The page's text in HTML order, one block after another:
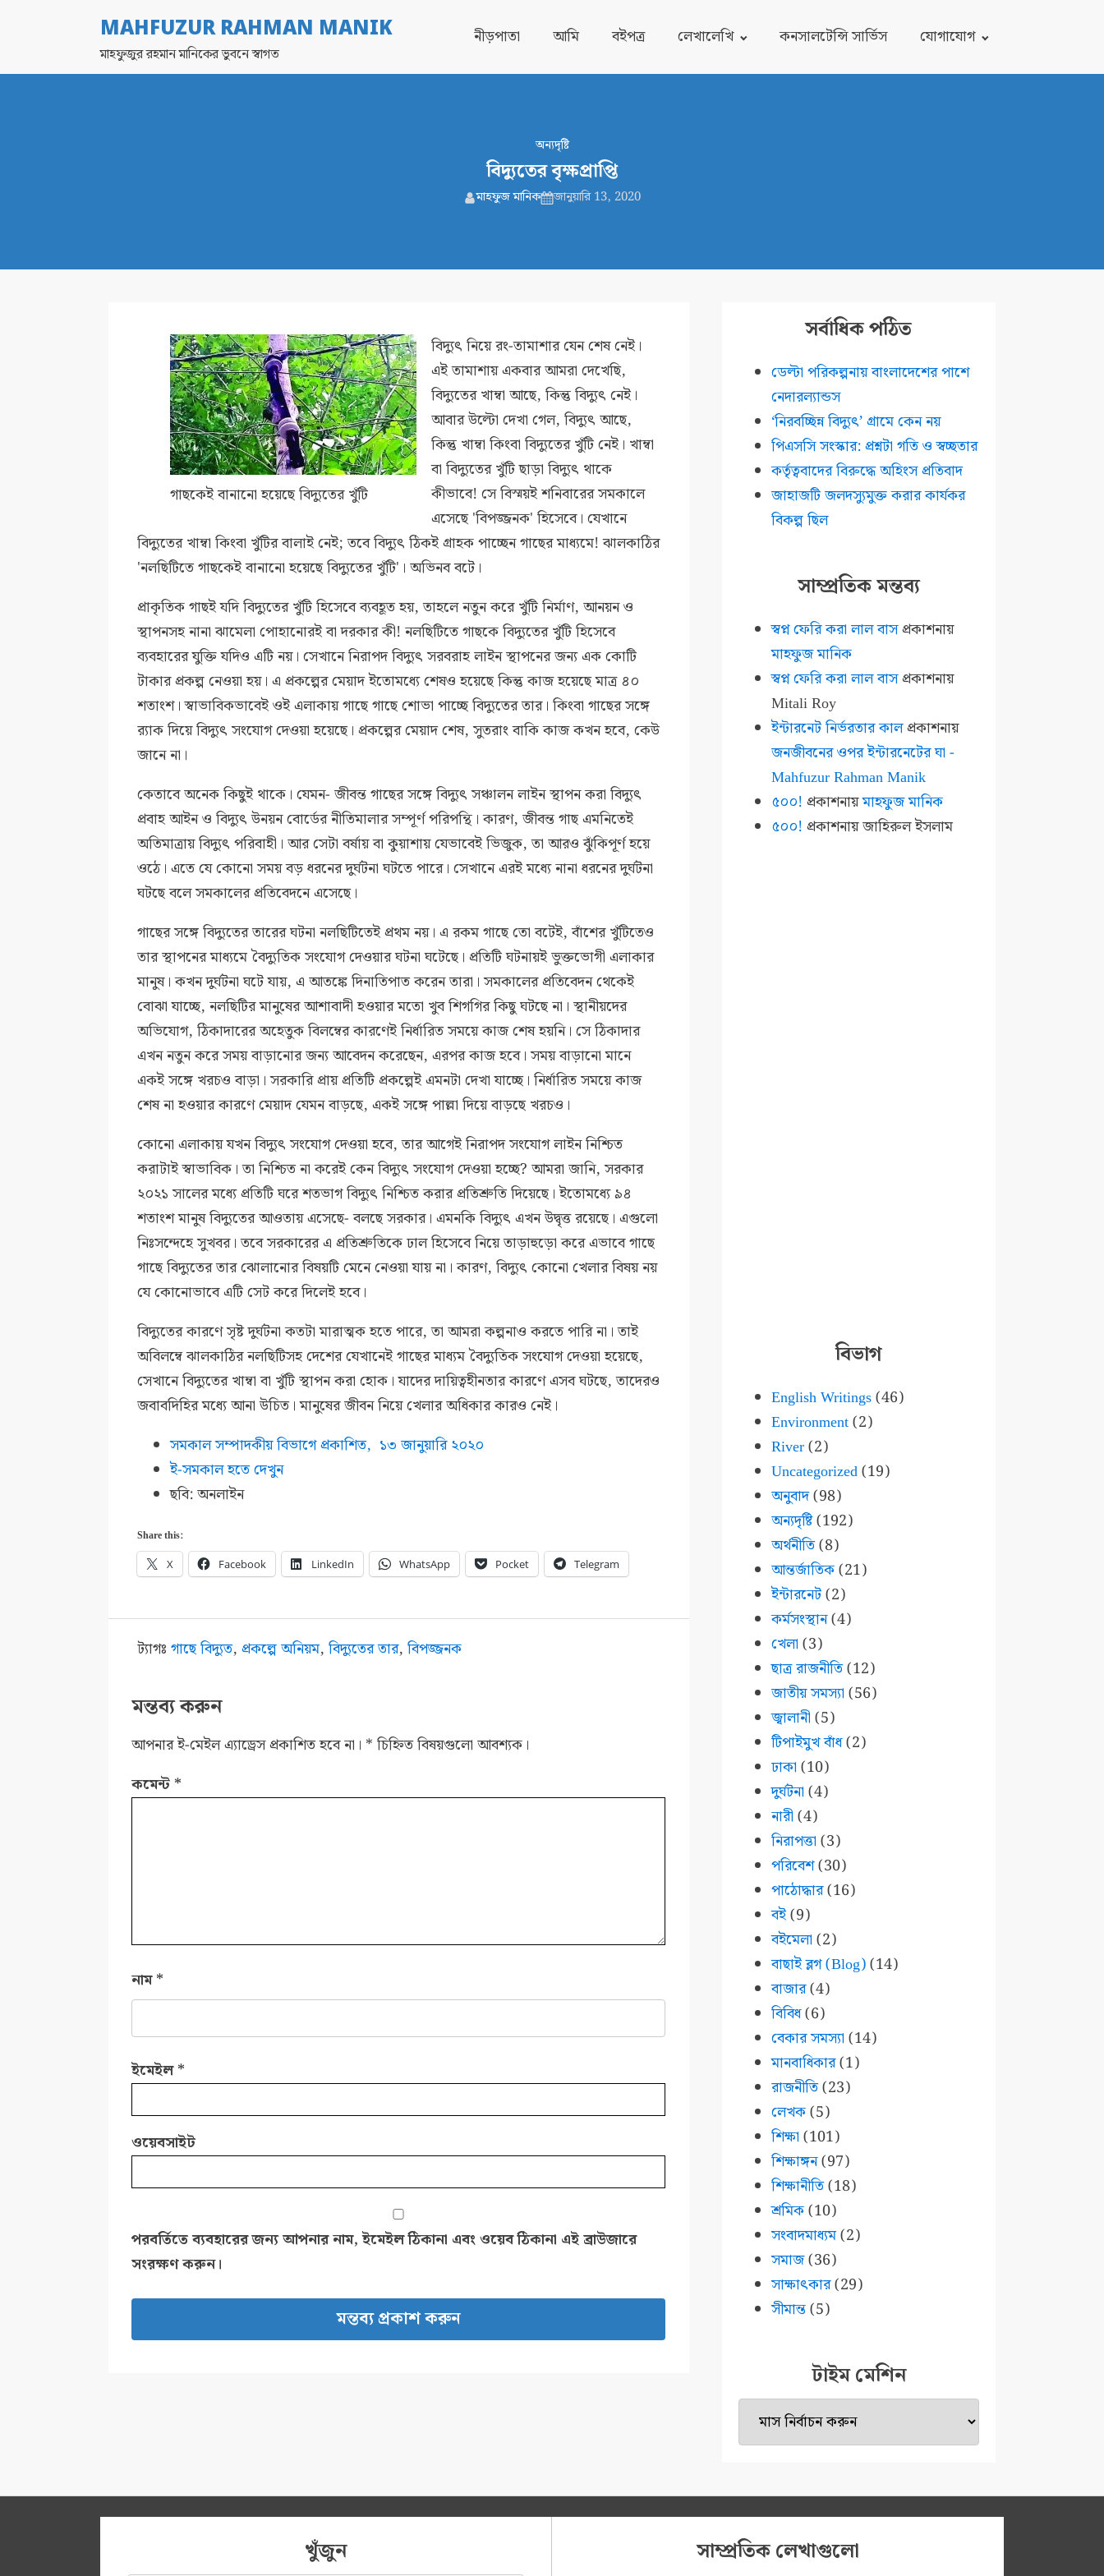
MAHFUZUR RAHMAN MANIK
মাহফুজুর রহমান মানিকের ভুবনে স্বাগত
নীড়পাতা আমি বইপত্র লেখালেখি কনসালটেন্সি সার্ভিস যোগাযোগ
অন্যদৃষ্টি
বিদ্যুতের বৃক্ষপ্রাপ্তি
মাহফুজ মানিক জানুয়ারি 13, 2020
গাছকেই বানানো হয়েছে বিদ্যুতের খুঁটি
বিদ্যুৎ নিয়ে রং-তামাশার যেন শেষ নেই।
এই তামাশায় একবার আমরা দেখেছি,
বিদ্যুতের খাম্বা আছে, কিন্তু বিদ্যুৎ নেই।
আবার উল্টো দেখা গেল, বিদ্যুৎ আছে,
কিন্তু খাম্বা কিংবা বিদ্যুতের খুঁটি নেই। খাম্বা
বা বিদ্যুতের খুঁটি ছাড়া বিদ্যুৎ থাকে
কীভাবে! সে বিস্ময়ই শনিবারের সমকালে
এসেছে 'বিপজ্জনক' হিসেবে। যেখানে
বিদ্যুতের খাম্বা কিংবা খুঁটির বালাই নেই; তবে বিদ্যুৎ ঠিকই গ্রাহক পাচ্ছেন গাছের মাধ্যমে! ঝালকাঠির
'নলছিটিতে গাছকেই বানানো হয়েছে বিদ্যুতের খুঁটি'। অভিনব বটে।
প্রাকৃতিক গাছই যদি বিদ্যুতের খুঁটি হিসেবে ব্যবহূত হয়, তাহলে নতুন করে খুঁটি নির্মাণ, আনয়ন ও
স্থাপনসহ নানা ঝামেলা পোহানোরই বা দরকার কী! নলছিটিতে গাছকে বিদ্যুতের খুঁটি হিসেবে
ব্যবহারের যুক্তি যদিও এটি নয়। সেখানে নিরাপদ বিদ্যুৎ সরবরাহ লাইন স্থাপনের জন্য এক কোটি
টাকার প্রকল্প নেওয়া হয়। এ প্রকল্পের মেয়াদ ইতোমধ্যে শেষও হয়েছে কিন্তু কাজ হয়েছে মাত্র ৪০
শতাংশ। স্বাভাবিকভাবেই ওই এলাকায় গাছে গাছে শোভা পাচ্ছে বিদ্যুতের তার। কিংবা গাছের সঙ্গে
র‌্যাক দিয়ে বিদ্যুৎ সংযোগ দেওয়া হয়েছে। প্রকল্পের মেয়াদ শেষ, সুতরাং বাকি কাজ কখন হবে, কেউ
জানে না।
কেতাবে অনেক কিছুই থাকে। যেমন- জীবন্ত গাছের সঙ্গে বিদ্যুৎ সঞ্চালন লাইন স্থাপন করা বিদ্যুৎ
প্রবাহ আইন ও বিদ্যুৎ উনয়ন বোর্ডের নীতিমালার সম্পূর্ণ পরিপন্থি। কারণ, জীবন্ত গাছ এমনিতেই
অতিমাত্রায় বিদ্যুৎ পরিবাহী। আর সেটা বর্ষায় বা কুয়াশায় যেভাবেই ভিজুক, তা আরও ঝুঁকিপূর্ণ হয়ে
ওঠে। এতে যে কোনো সময় বড় ধরনের দুর্ঘটনা ঘটতে পারে। সেখানে এরই মধ্যে নানা ধরনের দুর্ঘটনা
ঘটছে বলে সমকালের প্রতিবেদনে এসেছে।
গাছের সঙ্গে বিদ্যুতের তারের ঘটনা নলছিটিতেই প্রথম নয়। এ রকম গাছে তো বটেই, বাঁশের খুঁটিতেও
তার স্থাপনের মাধ্যমে বৈদ্যুতিক সংযোগ দেওয়ার ঘটনা ঘটেছে। প্রতিটি ঘটনায়ই ভুক্তভোগী এলাকার
মানুষ। কখন দুর্ঘটনা ঘটে যায়, এ আতঙ্কে দিনাতিপাত করেন তারা। সমকালের প্রতিবেদন থেকেই
বোঝা যাচ্ছে, নলছিটির মানুষের আশাবাদী হওয়ার মতো খুব শিগগির কিছু ঘটছে না। স্থানীয়দের
অভিযোগ, ঠিকাদারের অহেতুক বিলম্বের কারণেই নির্ধারিত সময়ে কাজ শেষ হয়নি। সে ঠিকাদার
এখন নতুন করে সময় বাড়ানোর জন্য আবেদন করেছেন, এরপর কাজ হবে। সময় বাড়ানো মানে
একই সঙ্গে খরচও বাড়া। সরকারি প্রায় প্রতিটি প্রকল্পেই এমনটা দেখা যাচ্ছে। নির্ধারিত সময়ে কাজ
শেষ না হওয়ার কারণে মেয়াদ যেমন বাড়ছে, একই সঙ্গে পাল্লা দিয়ে বাড়ছে খরচও।
কোনো এলাকায় যখন বিদ্যুৎ সংযোগ দেওয়া হবে, তার আগেই নিরাপদ সংযোগ লাইন নিশ্চিত
করাটাই স্বাভাবিক। তা নিশ্চিত না করেই কেন বিদ্যুৎ সংযোগ দেওয়া হচ্ছে? আমরা জানি, সরকার
২০২১ সালের মধ্যে প্রতিটি ঘরে শতভাগ বিদ্যুৎ নিশ্চিত করার প্রতিশ্রুতি দিয়েছে। ইতোমধ্যে ৯৪
শতাংশ মানুষ বিদ্যুতের আওতায় এসেছে- বলছে সরকার। এমনকি বিদ্যুৎ এখন উদ্বৃত্ত রয়েছে। এগুলো
নিঃসন্দেহে সুখবর। তবে সরকারের এ প্রতিশ্রুতিকে ঢাল হিসেবে নিয়ে তাড়াহুড়ো করে এভাবে গাছে
গাছে বিদ্যুতের তার ঝোলানোর বিষয়টি মেনে নেওয়া যায় না। কারণ, বিদ্যুৎ কোনো খেলার বিষয় নয়
যে কোনোভাবে এটি সেট করে দিলেই হবে।
বিদ্যুতের কারণে সৃষ্ট দুর্ঘটনা কতটা মারাত্মক হতে পারে, তা আমরা কল্পনাও করতে পারি না। তাই
অবিলম্বে ঝালকাঠির নলছিটিসহ দেশের যেখানেই গাছের মাধ্যম বৈদ্যুতিক সংযোগ দেওয়া হয়েছে,
সেখানে বিদ্যুতের খাম্বা বা খুঁটি স্থাপন করা হোক। যাদের দায়িত্বহীনতার কারণে এসব ঘটছে, তাদেরও
জবাবদিহির মধ্যে আনা উচিত। মানুষের জীবন নিয়ে খেলার অধিকার কারও নেই।
সমকাল সম্পাদকীয় বিভাগে প্রকাশিত, ১৩ জানুয়ারি ২০২০
ই-সমকাল হতে দেখুন
ছবি: অনলাইন
Share this:
X Facebook LinkedIn WhatsApp Pocket Telegram
ট্যাগঃগাছে বিদ‌্যুত,প্রকল্পে অনিয়ম,বিদ‌্য‌ুতের তার,বিপজ্জনক
মন্তব্য করুন
আপনার ই-মেইল এ্যাড্রেস প্রকাশিত হবে না। * চিহ্নিত বিষয়গুলো আবশ্যক।
কমেন্ট *
নাম*
ইমেইল*
ওয়েবসাইট
পরবর্তিতে ব্যবহারের জন্য আপনার নাম, ইমেইল ঠিকানা এবং ওয়েব ঠিকানা এই ব্রাউজারে
সংরক্ষণ করুন।
সর্বাধিক পঠিত
ডেল্টা পরিকল্পনায় বাংলাদেশের পাশে
নেদারল্যান্ডস
‘নিরবচ্ছিন্ন বিদ্যুৎ’ গ্রামে কেন নয়
পিএসসি সংস্কার: প্রশ্নটা গতি ও স্বচ্ছতার
কর্তৃত্ববাদের বিরুদ্ধে অহিংস প্রতিবাদ
জাহাজটি জলদস্যুমুক্ত করার কার্যকর
বিকল্প ছিল
সাম্প্রতিক মন্তব্য
স্বপ্ন ফেরি করা লাল বাসপ্রকাশনায়
মাহফুজ মানিক
স্বপ্ন ফেরি করা লাল বাসপ্রকাশনায়
Mitali Roy
ইন্টারনেট নির্ভরতার কালপ্রকাশনায়
জনজীবনের ওপর ইন্টারনেটের ঘা -
Mahfuzur Rahman Manik
৫০০! প্রকাশনায়মাহফুজ মানিক
৫০০! প্রকাশনায়জাহিরুল ইসলাম
বিভাগ
English Writings(46)
Environment(2)
River(2)
Uncategorized(19)
অনুবাদ(98)
অন্যদৃষ্টি(192)
অর্থনীতি(8)
আন্তর্জাতিক(21)
ইন্টারনেট(2)
কর্মসংস্থান(4)
খেলা (3)
ছাত্র রাজনীতি(12)
জাতীয় সমস্যা (56)
জ্বালানী (5)
টিপাইমুখ বাঁধ(2)
ঢাকা (10)
দুর্ঘটনা (4)
নারী (4)
নিরাপত্তা (3)
পরিবেশ(30)
পাঠোদ্ধার(16)
বই(9)
বইমেলা (2)
বাছাই ব্লগ (Blog)(14)
বাজার(4)
বিবিধ(6)
বেকার সমস্যা (14)
মানবাধিকার(1)
রাজনীতি(23)
লেখক(5)
শিক্ষা (101)
শিক্ষাঙ্গন(97)
শিক্ষানীতি(18)
শ্রমিক(10)
সংবাদমাধ্যম(2)
সমাজ(36)
সাক্ষাৎকার(29)
সীমান্ত(5)
টাইম মেশিন
টাইম
মেশিন
খুঁজুন সাম্প্রতিক লেখাগুলো